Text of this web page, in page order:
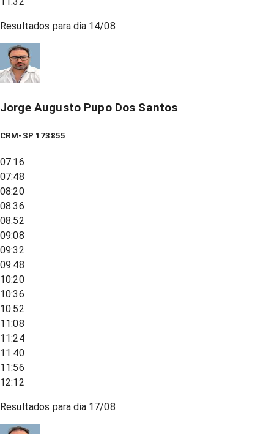
Resultados para dia 14/08
Jorge Augusto Pupo Dos Santos
CRM-SP 173855
07:16
07:48
08:20
08:36
08:52
09:08
09:32
09:48
10:20
10:36
10:52
11:08
11:24
11:40
11:56
12:12
Resultados para dia 17/08